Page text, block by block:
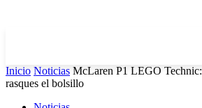
Inicio Noticias McLaren P1 LEGO Technic:
rasques el bolsillo